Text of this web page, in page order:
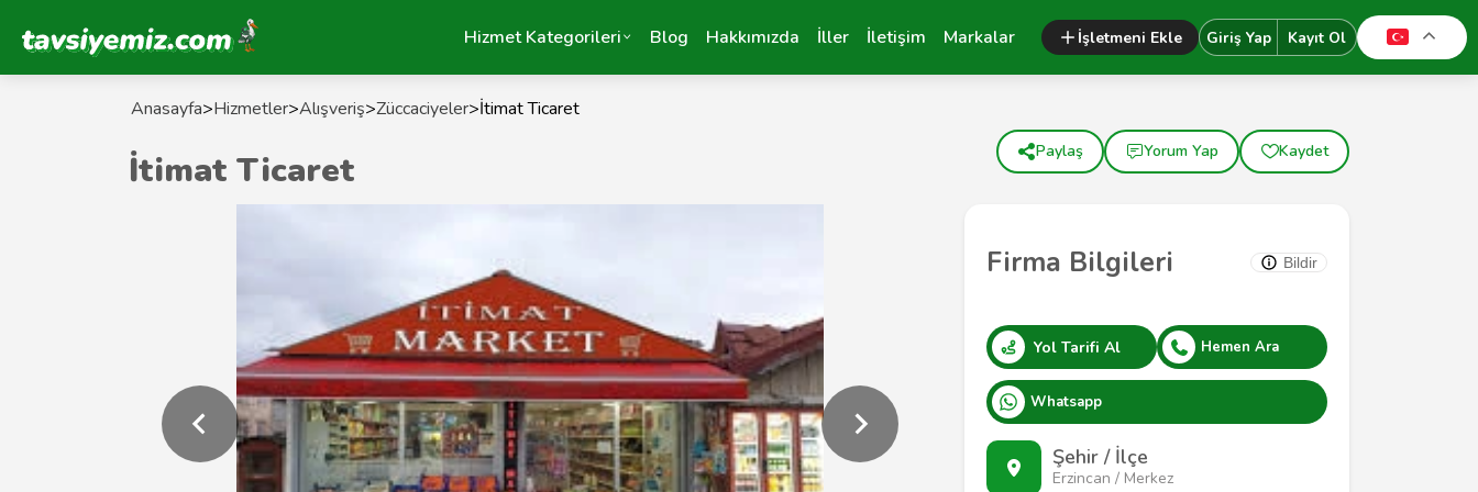
Tavsiyemiz Anasayfa Hizmet Kategorileri Blog Hakkımızda İller İletişim Markalar İşletmeni Ekle Giriş Yap Kayıt Ol
Anasayfa>Hizmetler>Alışveriş>Züccaciyeler>İtimat Ticaret
Firma Bilgileri Bildir
Yol Tarifi Al Hemen Ara
Whatsapp
Şehir / İlçe
Erzincan / Merkez
İtimat Ticaret Paylaş Yorum Yap Kaydet